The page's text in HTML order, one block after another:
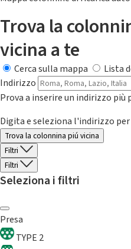
Trova la
vicina a te
Cerca sulla mappa
Lista
Indirizzo
Prova a inserire un indirizzo più
Digita e seleziona l'indirizzo
Trova la colonnina piú vicina
Filtri
Filtri
Seleziona i filtri
Presa
TYPE 2